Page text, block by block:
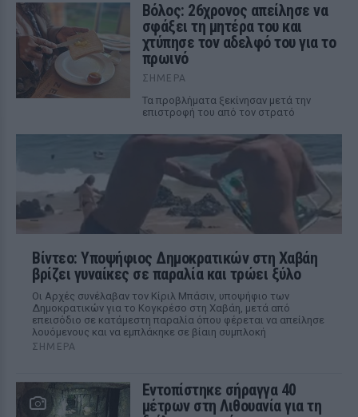
Βόλος: 26χρονος απείλησε να
σφάξει τη μητέρα του και
χτύπησε τον αδελφό του για το
πρωινό
ΣΉΜΕΡΑ
Τα προβλήματα ξεκίνησαν μετά την
επιστροφή του από τον στρατό
Βίντεο: Υποψήφιος Δημοκρατικών στη Χαβάη
βρίζει γυναίκες σε παραλία και τρώει ξύλο
Οι Αρχές συνέλαβαν τον Κίριλ Μπάσιν, υποψήφιο των
Δημοκρατικών για το Κογκρέσο στη Χαβάη, μετά από
επεισόδιο σε κατάμεστη παραλία όπου φέρεται να απείλησε
λουόμενους και να εμπλάκηκε σε βίαιη συμπλοκή
ΣΉΜΕΡΑ
Εντοπίστηκε σήραγγα 40
μέτρων στη Λιθουανία για τη